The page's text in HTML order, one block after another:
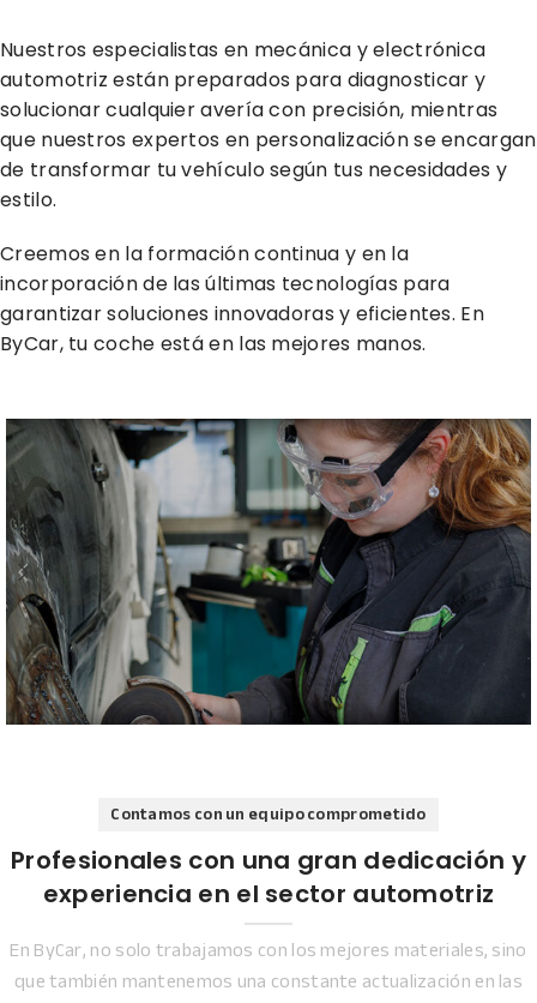
Nuestros especialistas en mecánica y electrónica
automotriz están preparados para diagnosticar y
solucionar cualquier avería con precisión, mientras
que nuestros expertos en personalización se encargan
de transformar tu vehículo según tus necesidades y
estilo.
Creemos en la formación continua y en la
incorporación de las últimas tecnologías para
garantizar soluciones innovadoras y eficientes. En
ByCar, tu coche está en las mejores manos.
Contamos con un equipo comprometido
Profesionales con una gran dedicación y
experiencia en el sector automotriz
En ByCar, no solo trabajamos con los mejores materiales, sino
que también mantenemos una constante actualización en las